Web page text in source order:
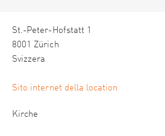
St.-Peter-Hofstatt 1
8001 Zürich
Svizzera
Sito internet della location
Kirche